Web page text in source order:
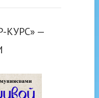
КУРС» —